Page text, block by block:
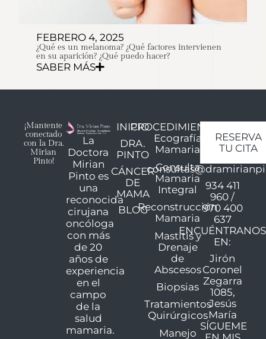
FEBRERO 4, 2025
¿Qué es un melanoma? ¿Qué factores intervienen
en su aparición? ¿Qué puedo hacer?
SABER MÁS
¡Mantente
conectado
con la Dra.
Mirian
Pinto!
La
Doctora
Mirian
Pinto es
una
reconocida
cirujana
oncóloga
con más
de 20
años de
experiencia
en el
campo
de la
salud
mamaria.
INICIO
DRA.
PINTO
CÁNCER
DE
MAMA
BLOG
PROCEDIMIENTOS
Ecografía
Mamaria
Consulta
Mamaria
Integral
Reconstrucción
Mamaria
Mastitis y
Drenaje
de
Abscesos
Biopsias
Tratamientos
Quirúrgicos
Manejo
RESERVA
TU CITA
934 411
960 /
970 400
637
ENCUÉNTRANOS
EN:
Jirón
Coronel
Zegarra
1085,
Jesús
María
SÍGUEME